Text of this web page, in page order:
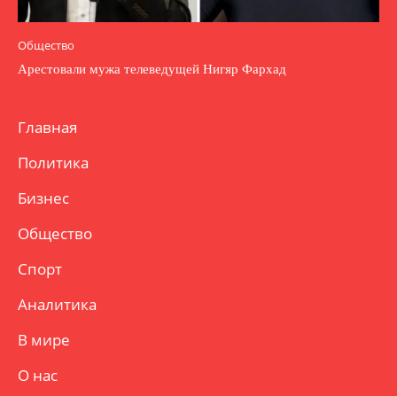
Общество
Арестовали мужа телеведущей Нигяр Фархад
Главная
Политика
Бизнес
Общество
Спорт
Аналитика
В мире
О нас